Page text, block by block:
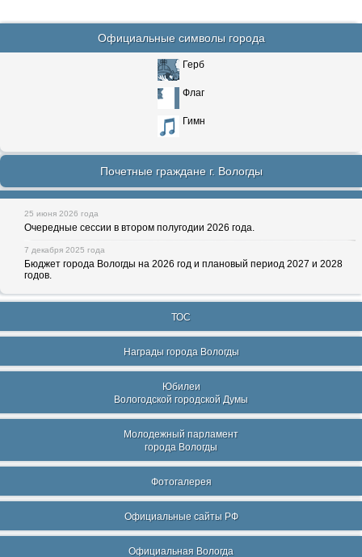
Официальные символы города
Герб
Флаг
Гимн
Почетные граждане г. Вологды
25 июня 2026 года
Очередные сессии в втором полугодии 2026 года.
7 декабря 2025 года
Бюджет города Вологды на 2026 год и плановый период 2027 и 2028
годов.
ТОС
Награды города Вологды
Юбилеи
Вологодской городской Думы
Молодежный парламент
города Вологды
Фотогалерея
Официальные сайты РФ
Официальная Вологда